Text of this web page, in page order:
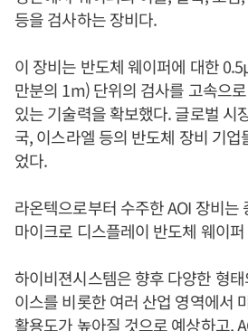
등을 검사하는 장비다.
이 장비는 반도체 웨이퍼에 대한
만분의 1m) 단위의 검사를 고속으
있는 기술력을 확보했다. 글로벌 시
국, 이스라엘 등의 반도체 장비 기
었다.
라온텍으로부터 수주한 AOI 장비는
마이크로 디스플레이 반도체 웨이
하이비젼시스템은 향후 다양한 형
이스를 비롯한 여러 산업 영역에서
활용도가 높아질 것으로 예상하고,